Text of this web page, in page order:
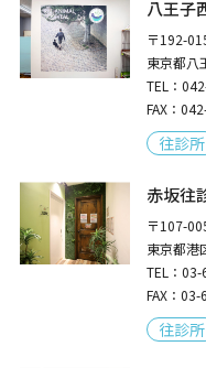
八王子
〒192-
東京都八
TEL：
FAX：
往診所
赤坂往
〒107-
東京都港
TEL：
FAX：
往診所